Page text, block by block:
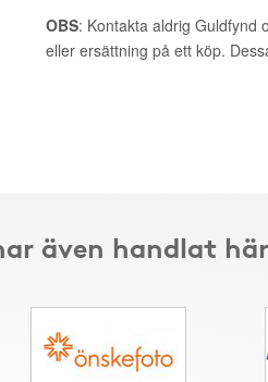
OBS: Kontakta aldrig Guldfynd
eller ersättning på ett köp.
även handlat här